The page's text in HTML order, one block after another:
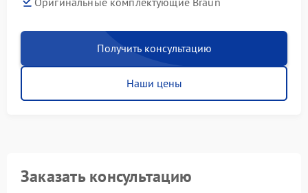
Получить консультацию
Наши цены
Заказать консультацию